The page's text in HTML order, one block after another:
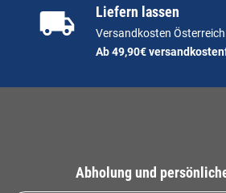
Liefern lassen
Versandkosten
Ab 49,90€
Abholung und